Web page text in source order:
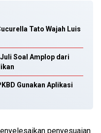
Tato Wajah Luis
Soal Amplop dari
Gunakan Aplikasi
penyesuaian